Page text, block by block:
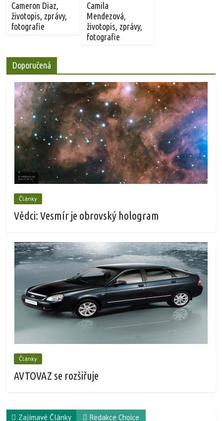
Cameron Diaz,
životopis, zprávy,
fotografie
Camila
Mendezová,
životopis, zprávy,
fotografie
Doporučená
Články
Vědci: Vesmír je obrovský hologram
Články
AVTOVAZ se rozšiřuje
Zajímavé Články Redakce Choice